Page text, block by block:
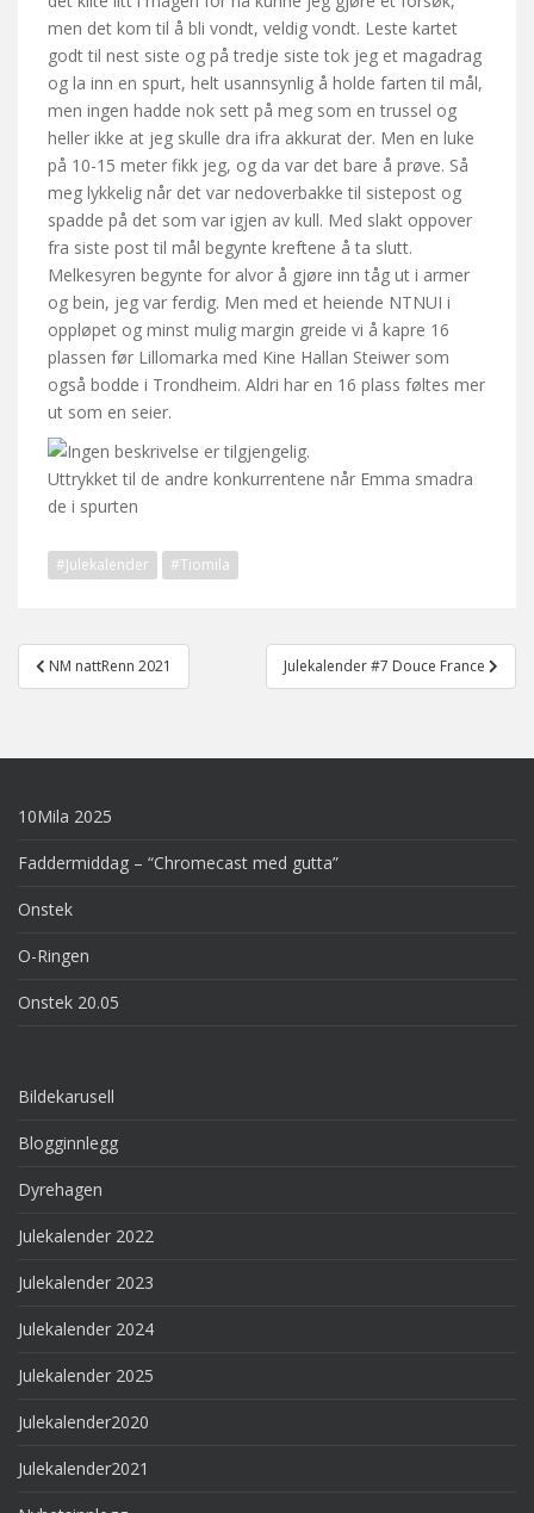
men det kom til å bli vondt, veldig vondt. Leste kartet
godt til nest siste og på tredje siste tok jeg et magadrag
og la inn en spurt, helt usannsynlig å holde farten til mål,
men ingen hadde nok sett på meg som en trussel og
heller ikke at jeg skulle dra ifra akkurat der. Men en luke
på 10-15 meter fikk jeg, og da var det bare å prøve. Så
meg lykkelig når det var nedoverbakke til sistepost og
spadde på det som var igjen av kull. Med slakt oppover
fra siste post til mål begynte kreftene å ta slutt.
Melkesyren begynte for alvor å gjøre inn tåg ut i armer
og bein, jeg var ferdig. Men med et heiende NTNUI i
oppløpet og minst mulig margin greide vi å kapre 16
plassen før Lillomarka med Kine Hallan Steiwer som
også bodde i Trondheim. Aldri har en 16 plass føltes mer
ut som en seier.
Uttrykket til de andre konkurrentene når Emma smadra
de i spurten
#Julekalender #Tiomila
Post
navigation
NM nattRenn 2021 Julekalender #7 Douce France
10Mila 2025
Faddermiddag – “Chromecast med gutta”
Onstek
O-Ringen
Onstek 20.05
Bildekarusell
Blogginnlegg
Dyrehagen
Julekalender 2022
Julekalender 2023
Julekalender 2024
Julekalender 2025
Julekalender2020
Julekalender2021